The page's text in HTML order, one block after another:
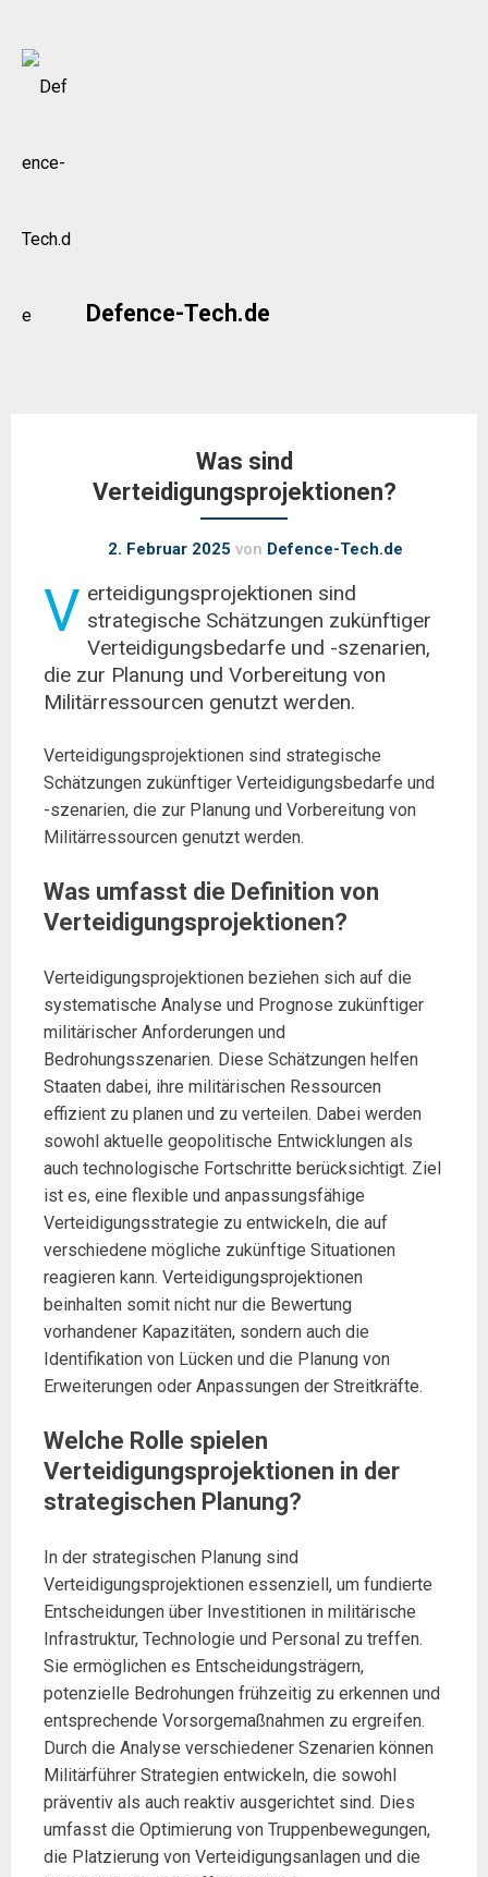
Skip
Defence-Tech.de
Was sind
Verteidigungsprojektionen?
2. Februar 2025 von Defence-Tech.de
V erteidigungsprojektionen sind
strategische Schätzungen zukünftiger
Verteidigungsbedarfe und -szenarien,
die zur Planung und Vorbereitung von
Militärressourcen genutzt werden.
Verteidigungsprojektionen sind strategische
Schätzungen zukünftiger Verteidigungsbedarfe und
-szenarien, die zur Planung und Vorbereitung von
Militärressourcen genutzt werden.
Was umfasst die Definition von
Verteidigungsprojektionen?
Verteidigungsprojektionen beziehen sich auf die
systematische Analyse und Prognose zukünftiger
militärischer Anforderungen und
Bedrohungsszenarien. Diese Schätzungen helfen
Staaten dabei, ihre militärischen Ressourcen
effizient zu planen und zu verteilen. Dabei werden
sowohl aktuelle geopolitische Entwicklungen als
auch technologische Fortschritte berücksichtigt. Ziel
ist es, eine flexible und anpassungsfähige
Verteidigungsstrategie zu entwickeln, die auf
verschiedene mögliche zukünftige Situationen
reagieren kann. Verteidigungsprojektionen
beinhalten somit nicht nur die Bewertung
vorhandener Kapazitäten, sondern auch die
Identifikation von Lücken und die Planung von
Erweiterungen oder Anpassungen der Streitkräfte.
Welche Rolle spielen
Verteidigungsprojektionen in der
strategischen Planung?
In der strategischen Planung sind
Verteidigungsprojektionen essenziell, um fundierte
Entscheidungen über Investitionen in militärische
Infrastruktur, Technologie und Personal zu treffen.
Sie ermöglichen es Entscheidungsträgern,
potenzielle Bedrohungen frühzeitig zu erkennen und
entsprechende Vorsorgemaßnahmen zu ergreifen.
Durch die Analyse verschiedener Szenarien können
Militärführer Strategien entwickeln, die sowohl
präventiv als auch reaktiv ausgerichtet sind. Dies
umfasst die Optimierung von Truppenbewegungen,
die Platzierung von Verteidigungsanlagen und die